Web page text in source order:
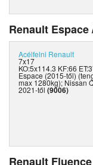
Renault Espace
Acélfelni Renault
7x17
KO:5x114.3 KF:66
Espace (2015-től)
max 1280kg); Nissan
2021-től (9006)
Renault